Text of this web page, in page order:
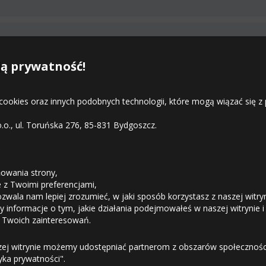
prywatność!
oraz innych podobnych technologii, które mogą wiązać się
ul. Toruńska 276, 85-831 Bydgoszcz.
strony,
z Twoimi preferencjami,
nam lepiej zrozumieć, w jaki sposób korzystasz z naszej
informacje o tym, jakie działania podejmowałeś w naszej witrynie
zainteresowań.
witrynie możemy udostępniać partnerom z obszarów
prywatności".
Mała ilość
ilość
Duża ilość
ilość
Mała ilość
ilość
Odstąpienie od umowy